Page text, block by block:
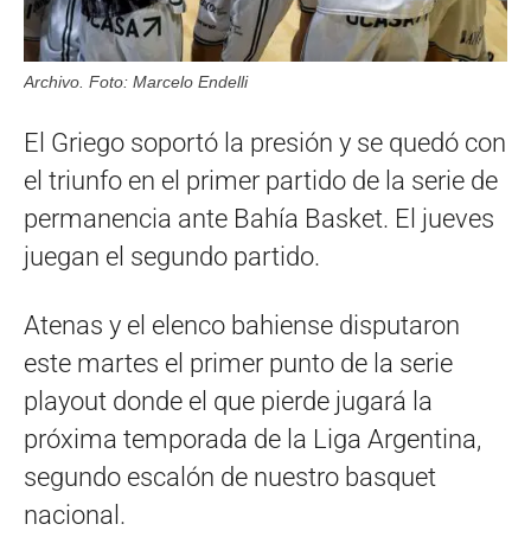
Archivo. Foto: Marcelo Endelli
El Griego soportó la presión y se quedó con
el triunfo en el primer partido de la serie de
permanencia ante Bahía Basket. El jueves
juegan el segundo partido.
Atenas y el elenco bahiense disputaron
este martes el primer punto de la serie
playout donde el que pierde jugará la
próxima temporada de la Liga Argentina,
segundo escalón de nuestro basquet
nacional.